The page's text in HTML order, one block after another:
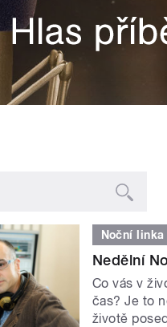
Noční linka
Nedělní
Co vás v
čas? Je to
životě